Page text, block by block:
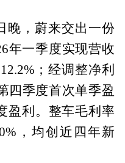
晚，蔚来交出一份
年一季度实现营收
；经调整净利
四季度首次单季盈
盈利。整车毛利率
，均创近四年新